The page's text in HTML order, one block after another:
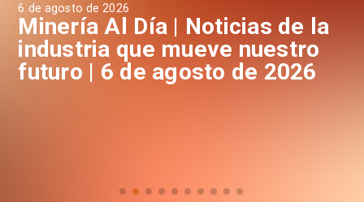
6 de agosto de 2026
Minería Al Día | Noticias de la
industria que mueve nuestro
futuro | 6 de agosto de 2026